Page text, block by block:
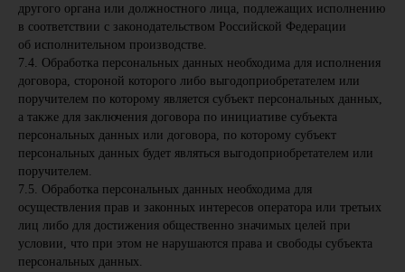
другого органа или должностного лица, подлежащих исполнению
в соответствии с законодательством Российской Федерации
об исполнительном производстве.
7.4. Обработка персональных данных необходима для исполнения
договора, стороной которого либо выгодоприобретателем или
поручителем по которому является субъект персональных данных,
а также для заключения договора по инициативе субъекта
персональных данных или договора, по которому субъект
персональных данных будет являться выгодоприобретателем или
поручителем.
7.5. Обработка персональных данных необходима для
осуществления прав и законных интересов оператора или третьих
лиц либо для достижения общественно значимых целей при
условии, что при этом не нарушаются права и свободы субъекта
персональных данных.